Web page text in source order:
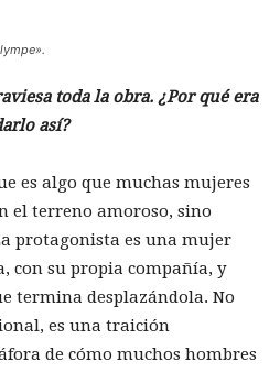
toda la obra. ¿Por qué era
así?
es algo que muchas mujeres
el terreno amoroso, sino
protagonista es una mujer
con su propia compañía, y
termina desplazándola. No
es una traición
de cómo muchos hombres